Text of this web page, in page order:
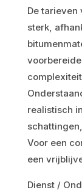
De
sterk,
realistisch
Voor een
een
Dienst /